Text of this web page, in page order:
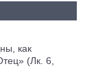
как
(Лк. 6,